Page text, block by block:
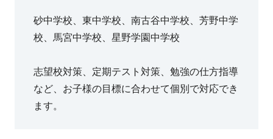
砂中学校、東中学校、南古谷中学校、芳野中学
校、馬宮中学校、星野学園中学校
志望校対策、定期テスト対策、勉強の仕方指導
など、お子様の目標に合わせて個別で対応でき
ます。